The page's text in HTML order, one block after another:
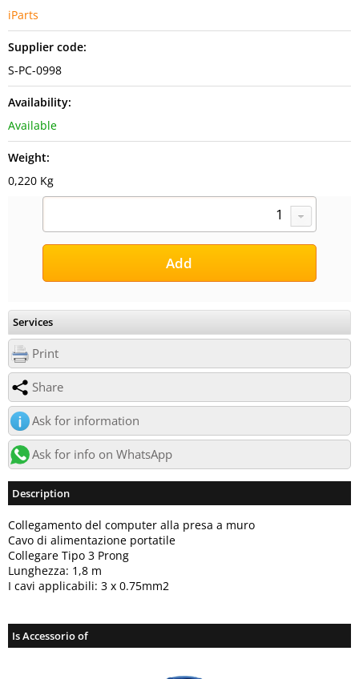
iParts
Supplier code:
S-PC-0998
Availability:
Available
Weight:
0,220 Kg
Services
Print
Share
Ask for information
Ask for info on WhatsApp
Description
Collegamento del computer alla presa a muro
Cavo di alimentazione portatile
Collegare Tipo 3 Prong
Lunghezza: 1,8 m
I cavi applicabili: 3 x 0.75mm2
Is Accessorio of